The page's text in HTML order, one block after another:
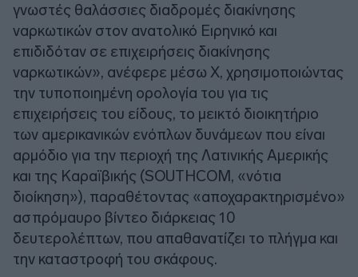
γνωστές θαλάσσιες διαδρομές διακίνησης
ναρκωτικών στον ανατολικό Ειρηνικό και
επιδιδόταν σε επιχειρήσεις διακίνησης
ναρκωτικών», ανέφερε μέσω X, χρησιμοποιώντας
την τυποποιημένη ορολογία του για τις
επιχειρήσεις του είδους, το μεικτό διοικητήριο
των αμερικανικών ενόπλων δυνάμεων που είναι
αρμόδιο για την περιοχή της Λατινικής Αμερικής
και της Καραϊβικής (SOUTHCOM, «νότια
διοίκηση»), παραθέτοντας «αποχαρακτηρισμένο»
ασπρόμαυρο βίντεο διάρκειας 10
δευτερολέπτων, που απαθανατίζει το πλήγμα και
την καταστροφή του σκάφους.